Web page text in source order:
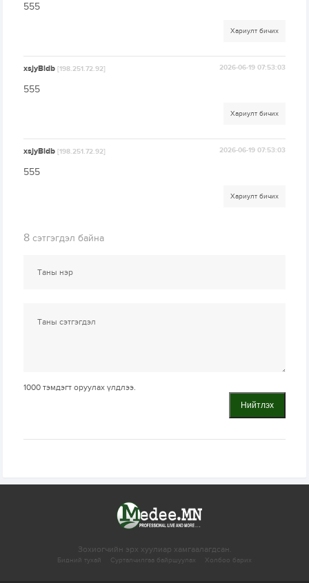
555
Хариулт бичих
xsjyBldb[198.251.72.92] 2026-06-19 07:53:03
555
Хариулт бичих
xsjyBldb[198.251.72.92] 2026-06-19 07:53:03
555
Хариулт бичих
8 сэтгэгдэл байна
1000 тэмдэгт оруулах үлдлээ.
Нийтлэх
Зохиогчийн эрх хуулиар хамгаалагдсан.
Бидний тухай Сурталчилгаа байршуулах Холбоо барих